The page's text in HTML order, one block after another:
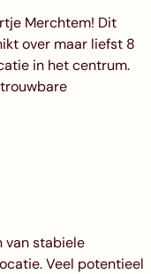
Merchtem! Dit
over maar liefst 8
in het centrum.
van stabiele
Veel potentieel